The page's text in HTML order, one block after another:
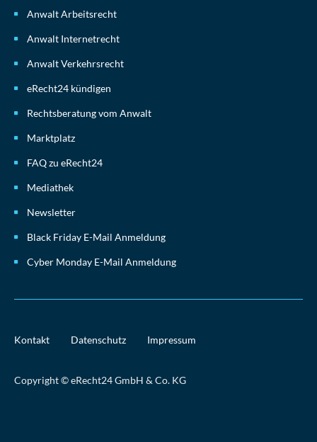
Anwalt Arbeitsrecht
Anwalt Internetrecht
Anwalt Verkehrsrecht
eRecht24 kündigen
Rechtsberatung vom Anwalt
Marktplatz
FAQ zu eRecht24
Mediathek
Newsletter
Black Friday E-Mail Anmeldung
Cyber Monday E-Mail Anmeldung
Kontakt Datenschutz Impressum
Copyright © eRecht24 GmbH & Co. KG